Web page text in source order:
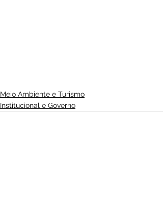
Meio Ambiente e Turismo
Institucional e Governo